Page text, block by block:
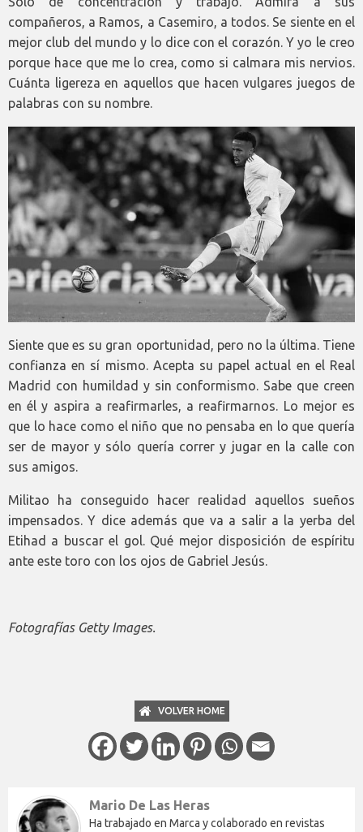
compañeros, a Ramos, a Casemiro, a todos. Se siente en el
mejor club del mundo y lo dice con el corazón. Y yo le creo
porque hace que me lo crea, como si calmara mis nervios.
Cuánta ligereza en aquellos que hacen vulgares juegos de
palabras con su nombre.
Siente que es su gran oportunidad, pero no la última. Tiene
confianza en sí mismo. Acepta su papel actual en el Real
Madrid con humildad y sin conformismo. Sabe que creen
en él y aspira a reafirmarles, a reafirmarnos. Lo mejor es
que lo hace como el niño que no pensaba en lo que quería
ser de mayor y sólo quería correr y jugar en la calle con
sus amigos.
Militao ha conseguido hacer realidad aquellos sueños
impensados. Y dice además que va a salir a la yerba del
Etihad a buscar el gol. Qué mejor disposición de espíritu
ante este toro con los ojos de Gabriel Jesús.
Fotografías Getty Images.
VOLVER HOME
Mario De Las Heras
Ha trabajado en Marca y colaborado en revistas